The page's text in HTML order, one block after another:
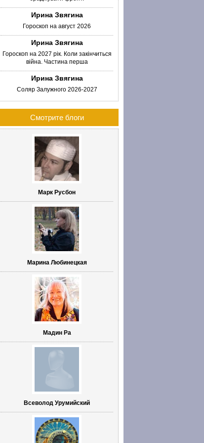
Ирина Звягина
Гороскоп на август 2026
Ирина Звягина
Гороскоп на 2027 рік. Коли закінчиться
війна. Частина перша
Ирина Звягина
Соляр Залужного 2026-2027
Смотрите блоги
Марк Русбон
Марина Любинецкая
Мадин Ра
Всеволод Урумийский